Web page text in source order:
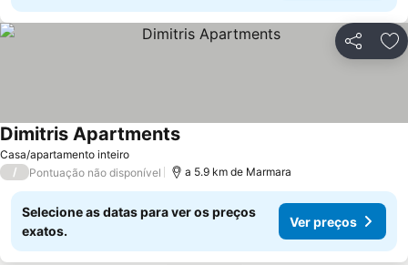
Partilhar
Casa/apartamento inteiro
Dimitris ApartmentsVer preços
/ Pontuação não disponível a 5.9 km de Marmara
Selecione as datas para ver os preços
exatos.
Ver preços